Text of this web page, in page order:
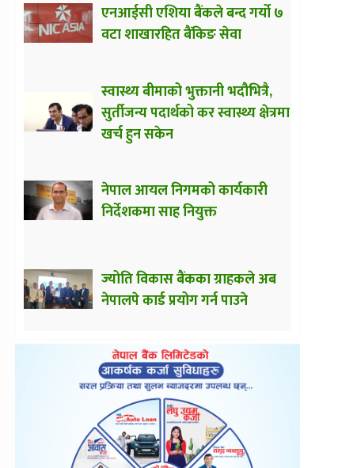
एनआईसी एशिया बैंकले बन्द गर्यो ७
वटा शाखारहित बैंकिङ सेवा
स्वास्थ्य बीमाको भुक्तानी भदौभित्रै,
सुर्तीजन्य पदार्थको कर स्वास्थ्य क्षेत्रमा
खर्च हुन सकेन
नेपाल आयल निगमको कार्यकारी
निर्देशकमा साह नियुक्त
ज्योति विकास बैंकका ग्राहकले अब
नेपालपे कार्ड प्रयोग गर्न पाउने